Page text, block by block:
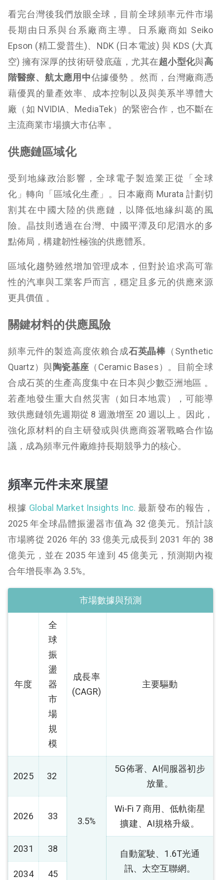
看完台灣後我們放眼全球，目前全球頻率元件市場
長期由日系與台系廠商主導。日系廠商如 Seiko
Epson (精工愛普生)、NDK (日本電波) 與 KDS (大真
空) 擁有深厚的技術研發底蘊，尤其在超小型化與高
階醫療、航太應用中佔據優勢 。然而，台灣廠商憑
藉優異的量產效率、成本控制以及與美系半導體大
廠（如 NVIDIA、MediaTek）的緊密合作，也不斷在
主流商業市場擴大市佔率 。
供應鏈區域化
受到地緣政治影響，全球電子製造業正從「全球
化」轉向「區域化生產」。日本廠商 Murata 計劃切
割其在中國大陸的供應鏈，以降低地緣糾葛的風
險。晶技則透過在台灣、中國平潭及印尼泗水的多
點佈局，構建韌性極強的供應體系。
區域化趨勢雖然增加管理成本，但對於追求高可靠
性的汽車與工業客戶而言，穩定且多元的供應來源
更具價值 。
關鍵材料的供應風險
頻率元件的製造高度依賴合成石英晶棒 （Synthetic
Quartz）與 陶瓷基座 （Ceramic Bases）。目前全球
合成石英的生產高度集中在日本與少數亞洲地區 。
若產地發生重大自然災害（如日本地震），可能導
致供應鏈領先週期從 8 週激增至 20 週以上 。因此，
強化原材料的自主研發或與供應商簽署戰略合作協
議，成為頻率元件廠維持長期競爭力的核心。
頻率元件未來展望
根據 Global Market Insights Inc. 最新發布的報告，
2025 年全球晶體振盪器市值為 32 億美元。預計該
市場將從 2026 年的 33 億美元成長到 2031 年的 38
億美元，並在 2035 年達到 45 億美元，預測期內複
合年增長率為 3.5%。
市場數據與預測
年度
全
球
振
盪
器
市
場
規
模
成長率
(CAGR)
主要驅動
2025 32
3.5%
5G佈署、AI伺服器初步
放量。
2026 33
Wi-Fi 7 商用、低軌衛星
擴建、AI規格升級。
2031 38
自動駕駛、1.6T光通
訊、太空互聯網。
2034 45